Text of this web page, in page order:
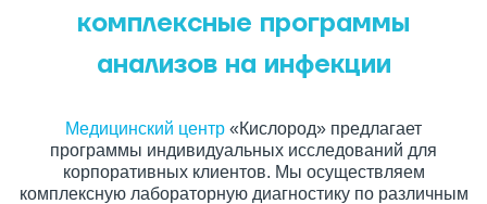
комплексные программы
анализов на инфекции
Медицинский центр «Кислород» предлагает
программы индивидуальных исследований для
корпоративных клиентов. Мы осуществляем
комплексную лабораторную диагностику по различным